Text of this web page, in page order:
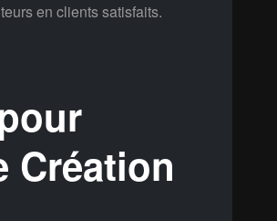
en clients satisfaits.
Création